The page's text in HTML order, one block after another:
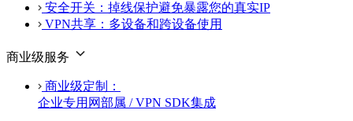
安全开关：掉线保护避免暴露您的真实IP
VPN共享：多设备和跨设备使用
商业级服务
商业级定制：
企业专用网部属 / VPN SDK集成